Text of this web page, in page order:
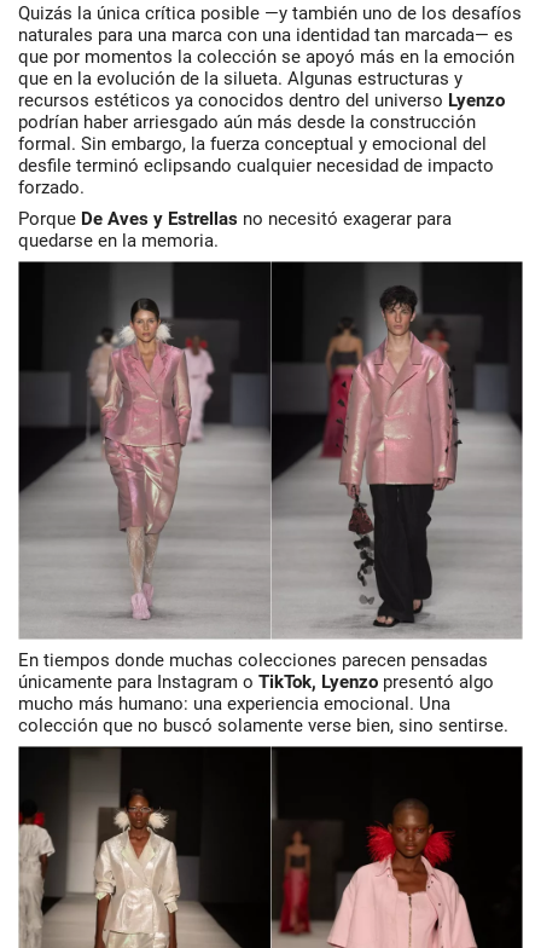
Quizás la única crítica posible —y también uno de los desafíos
naturales para una marca con una identidad tan marcada— es
que por momentos la colección se apoyó más en la emoción
que en la evolución de la silueta. Algunas estructuras y
recursos estéticos ya conocidos dentro del universo Lyenzo
podrían haber arriesgado aún más desde la construcción
formal. Sin embargo, la fuerza conceptual y emocional del
desfile terminó eclipsando cualquier necesidad de impacto
forzado.
Porque De Aves y Estrellas no necesitó exagerar para
quedarse en la memoria.
En tiempos donde muchas colecciones parecen pensadas
únicamente para Instagram o TikTok, Lyenzo presentó algo
mucho más humano: una experiencia emocional. Una
colección que no buscó solamente verse bien, sino sentirse.